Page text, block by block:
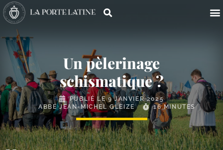
Un pèlerinage
schismatique ?
PUBLIÉ LE9 JANVIER 2025
ABBÉ JEAN-MICHEL GLEIZE
16 MINUTES